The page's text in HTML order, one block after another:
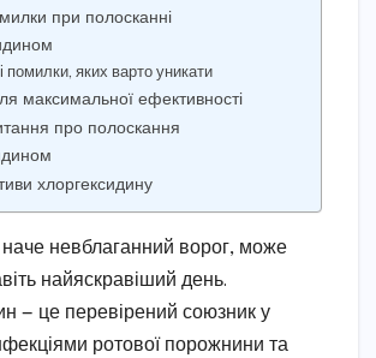
при полосканні
помилки, яких варто уникати
максимальної ефективності
про полоскання
хлоргексидину
наче невблаганний ворог, може
найяскравіший день.
— це перевірений союзник у
ротової порожнини та